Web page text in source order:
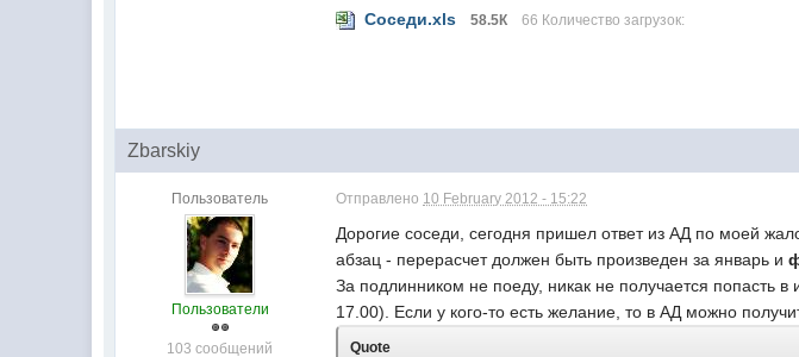
Соседи.xls 58.5К 66 Количество загрузок:
Zbarskiy
Пользователь
Пользователи
103 сообщений
Отправлено 10 February 2012 - 15:22
Дорогие соседи, сегодня пришел ответ из АД по моей
абзац - перерасчет должен быть произведен за январь и
За подлинником не поеду, никак не получается попасть
17.00). Если у кого-то есть желание, то в АД можно
Quote